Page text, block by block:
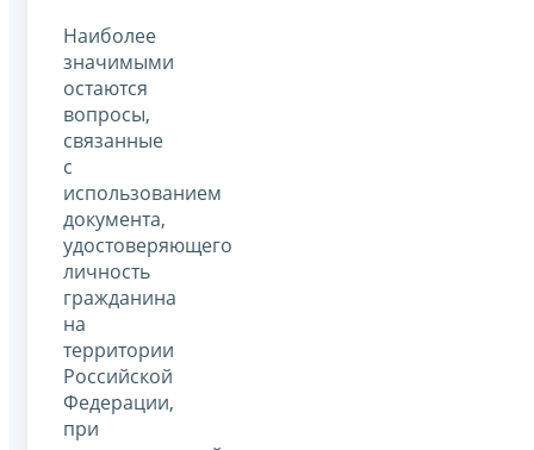
Наиболее
значимыми
остаются
вопросы,
связанные
с
использованием
документа,
удостоверяющего
личность
гражданина
на
территории
Российской
Федерации,
при